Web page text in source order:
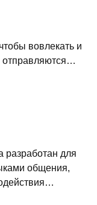
вовлекать и
отправляются…
разработан для
общения,